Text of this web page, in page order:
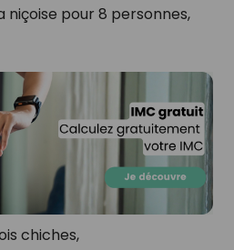
niçoise pour 8 personnes,
chiches,